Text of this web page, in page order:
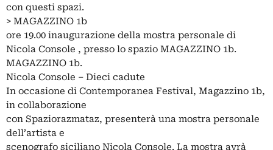
con questi spazi.
> MAGAZZINO 1b
ore 19.00 inaugurazione della mostra personale di
Nicola Console , presso lo spazio MAGAZZINO 1b.
MAGAZZINO 1b.
Nicola Console – Dieci cadute
In occasione di Contemporanea Festival, Magazzino 1b,
in collaborazione
con Spaziorazmataz, presenterà una mostra personale
dell’artista e
scenografo siciliano Nicola Console. La mostra avrà